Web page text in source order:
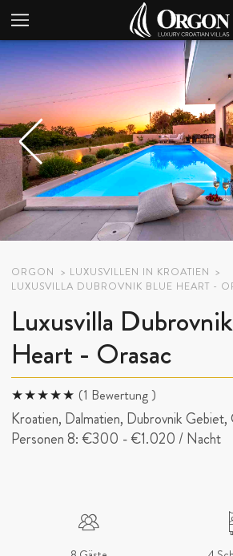
ORGON
LUXUSVILLEN IN KROATIEN
LUXUSVILLA DUBROVNIK BLUE HEART -
Luxusvilla
Heart - Orasac
(1 Bewertung )
Kroatien, Dalmatien, Dubrovnik Gebiet,
Personen 8: €300 -€1.020/ Nacht